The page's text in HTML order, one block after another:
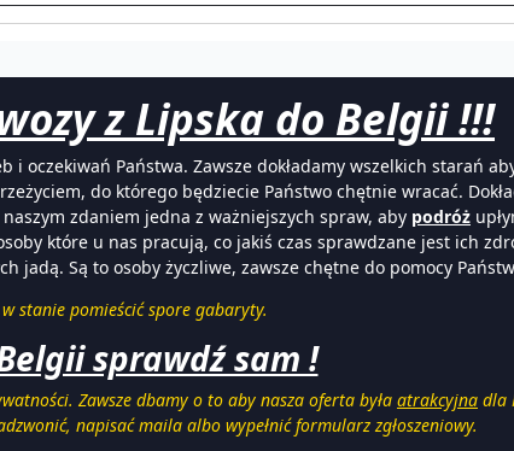
z Lipska do Belgii !!!
oczekiwań Państwa. Zawsze dokładamy wszelkich starań
do którego będziecie Państwo chętnie wracać.
zdaniem jedna z ważniejszych spraw, aby podróż
które u nas pracują, co jakiś czas sprawdzane jest ich
jadą. Są to osoby życzliwe, zawsze chętne do pomocy
stanie pomieścić spore gabaryty.
sprawdź sam !
Zawsze dbamy o to aby nasza oferta była atrakcyjna dla
napisać maila albo wypełnić formularz zgłoszeniowy.